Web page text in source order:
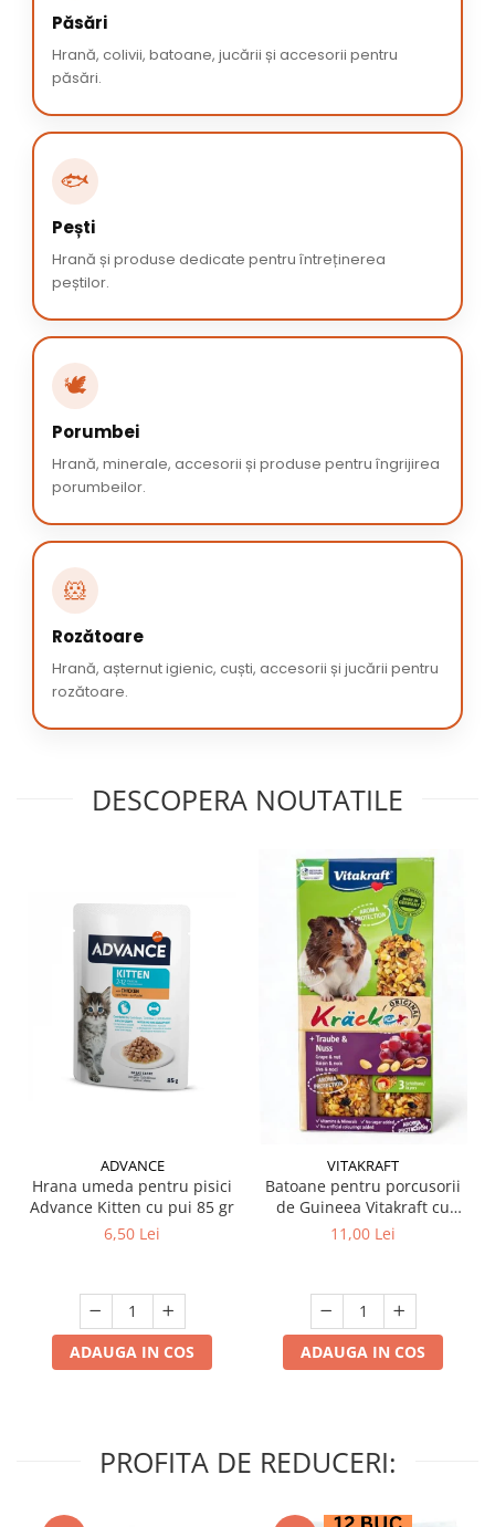
Păsări
Hrană, colivii, batoane, jucării și accesorii pentru
păsări.
🐟
Pești
Hrană și produse dedicate pentru întreținerea
peștilor.
🕊️
Porumbei
Hrană, minerale, accesorii și produse pentru îngrijirea
porumbeilor.
🐹
Rozătoare
Hrană, așternut igienic, cuști, accesorii și jucării pentru
rozătoare.
DESCOPERA NOUTATILE
ADVANCE
Hrana umeda pentru pisici
Advance Kitten cu pui 85 gr
6,50 Lei
ADAUGA IN COS
VITAKRAFT
Batoane pentru porcusorii
de Guineea Vitakraft cu
struguri & nuci 2 buc
11,00 Lei
ADAUGA IN COS
PROFITA DE REDUCERI: